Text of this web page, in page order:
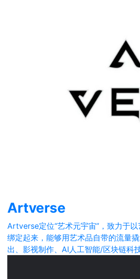
Artverse
Artverse定位“艺术元宇宙”，致力于
绑定起来，能够用艺术品自带的流量
出、影视制作、AI人工智能/区块链科